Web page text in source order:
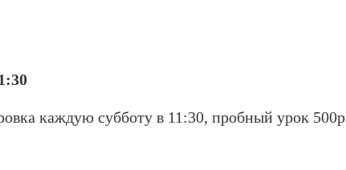
каждую субботу в 11:30, пробный урок 500р